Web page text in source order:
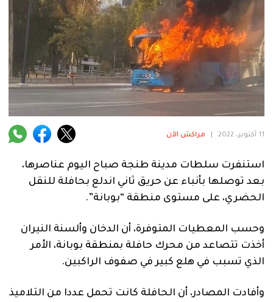
حوادث
دولية
المرأة
11 أكتوبر، 2022 مراكش الآن
استنفرت سلطات مدينة طنجة صباح اليوم عناصرها،
بعد توصلها بأنباء عن حريق ثاني اندلع بحافلة للنقل
الحضري، على مستوى منطقة “بوبانة”.
وحسب المعطيات المتوفرة، أن الدخان وألسنة النيران
أخذت تتصاعد من محرك حافلة بمنطقة بوبانة، الأمر
الذي تسبب في هلع كبير في صفوف الراكبين.
وأفادت المصادر، أن الحافلة كانت تحمل عددا من التلاميذ